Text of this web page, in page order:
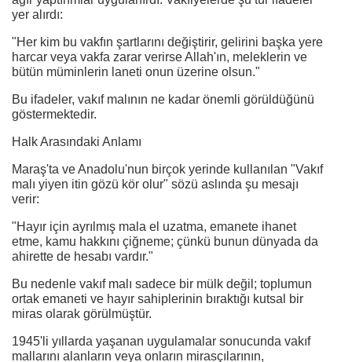
yer alırdı:
"Her kim bu vakfın şartlarını değiştirir, gelirini başka yere
harcar veya vakfa zarar verirse Allah'ın, meleklerin ve
bütün müminlerin laneti onun üzerine olsun."
Bu ifadeler, vakıf malının ne kadar önemli görüldüğünü
göstermektedir.
Halk Arasındaki Anlamı
Maraş'ta ve Anadolu'nun birçok yerinde kullanılan "Vakıf
malı yiyen itin gözü kör olur" sözü aslında şu mesajı
verir:
"Hayır için ayrılmış mala el uzatma, emanete ihanet
etme, kamu hakkını çiğneme; çünkü bunun dünyada da
ahirette de hesabı vardır."
Bu nedenle vakıf malı sadece bir mülk değil; toplumun
ortak emaneti ve hayır sahiplerinin bıraktığı kutsal bir
miras olarak görülmüştür.
1945'li yıllarda yaşanan uygulamalar sonucunda vakıf
mallarını alanların veya onların mirasçılarının,